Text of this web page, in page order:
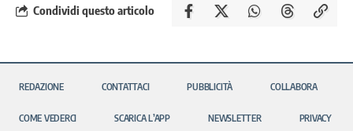
Condividi questo articolo
REDAZIONE CONTATTACI PUBBLICITÀ COLLABORA
COME VEDERCI SCARICA L’APP NEWSLETTER PRIVACY